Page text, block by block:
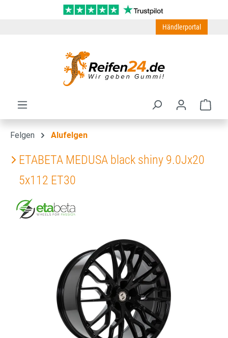
Zum Hauptinhalt springen
Händlerportal
Felgen Alufelgen
ETABETA MEDUSA black shiny 9.0Jx20
5x112 ET30